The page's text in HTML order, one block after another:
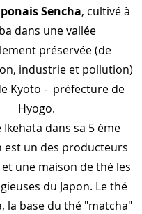
Sencha, cultivé à
dans une vallée
préservée (de
industrie et pollution)
Kyoto - préfecture de
Hyogo.
Ikehata dans sa 5 ème
est un des producteurs
une maison de thé les
du Japon. Le thé
la base du thé "matcha"